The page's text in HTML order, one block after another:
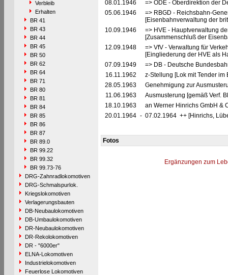
Verbleib
Erhalten
BR 41
BR 43
BR 44
BR 45
BR 50
BR 62
BR 64
BR 71
BR 80
BR 81
BR 84
BR 85
BR 86
BR 87
BR 89.0
BR 99.22
BR 99.32
BR 99.73-76
DRG-Zahnradlokomotiven
DRG-Schmalspurlok.
Kriegslokomotiven
Verlagerungsbauten
DB-Neubaulokomotiven
DB-Umbaulokomotiven
DR-Neubaulokomotiven
DR-Rekolokomotiven
DR - "6000er"
ELNA-Lokomotiven
Industrielokomotiven
Feuerlose Lokomotiven
08.01.1946
=> ODE - Oberdirektion der
05.06.1946
=> RBGD - Reichsbahn-
[Eisenbahnverwaltung der
10.09.1946
=> HVE - Hauptverwaltung
[Zusammenschluß der
12.09.1948
=> VfV - Verwaltung für
[Eingliederung der HVE als
07.09.1949
=> DB - Deutsche
16.11.1962
z-Stellung [Lok mit Tender im
28.05.1963
Genehmigung zur
11.06.1963
Ausmusterung [gemäß Verf.
18.10.1963
an Werner Hinrichs GmbH &
20.01.1964 - 07.02.1964 ++ [Hinrichs,
Fotos
Ergänzungen zum